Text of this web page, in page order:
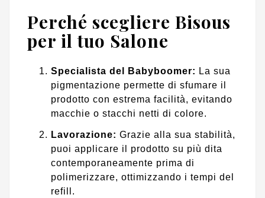
Perché scegliere Bisous
per il tuo Salone
Specialista del Babyboomer: La sua
pigmentazione permette di sfumare il
prodotto con estrema facilità, evitando
macchie o stacchi netti di colore.
Lavorazione: Grazie alla sua stabilità,
puoi applicare il prodotto su più dita
contemporaneamente prima di
polimerizzare, ottimizzando i tempi del
refill.